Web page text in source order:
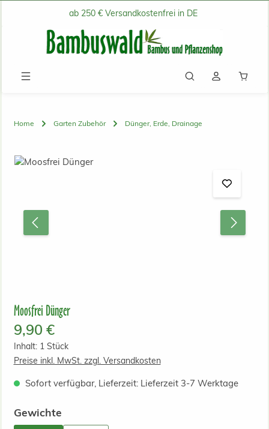
Zum Hauptinhalt springenab 250 € Versandkostenfrei in DE
Home Garten Zubehör Dünger, Erde, Drainage
Bildergalerie überspringen
Moosfrei Dünger
Regulärer Preis:
9,90 €
Inhalt: 1 Stück
Preise inkl. MwSt. zzgl. Versandkosten
Sofort verfügbar, Lieferzeit: Lieferzeit 3-7 Werktage
Gewichteauswählen